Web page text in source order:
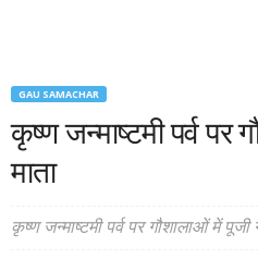
GAU SAMACHAR
कृष्ण जन्माष्टमी पर्व पर
माता
कृष्ण जन्माष्टमी पर्व पर गौशालाओं में पूजी